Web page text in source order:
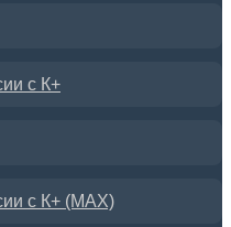
с К+
с К+ (MAX)